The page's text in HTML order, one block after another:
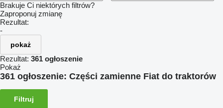
Brakuje Ci niektórych filtrów?
Zaproponuj zmianę
Rezultat:
-
pokaż
Rezultat: 361 ogłoszenie
Pokaż
361 ogłoszenie: Części zamienne Fiat do traktorów
Filtruj